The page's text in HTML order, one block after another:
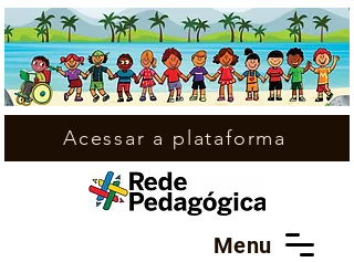
Menu
Acessar a plataforma